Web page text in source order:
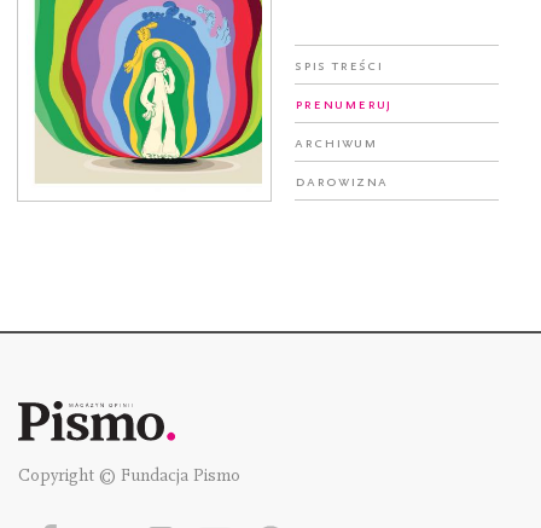
Spis treści
Prenumeruj
Archiwum
Darowizna
Copyright © Fundacja Pismo